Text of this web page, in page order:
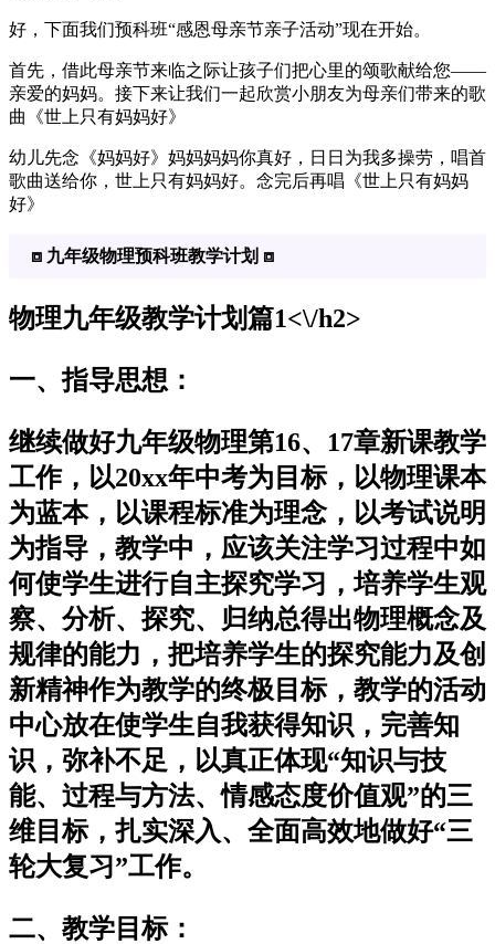
好，下面我们预科班“感恩母亲节亲子活动”现在开始。
首先，借此母亲节来临之际让孩子们把心里的颂歌献给您——
亲爱的妈妈。接下来让我们一起欣赏小朋友为母亲们带来的歌
曲《世上只有妈妈好》
幼儿先念《妈妈好》妈妈妈妈你真好，日日为我多操劳，唱首
歌曲送给你，世上只有妈妈好。念完后再唱《世上只有妈妈
好》
⧈ 九年级物理预科班教学计划 ⧈
物理九年级教学计划篇1<\/h2>
一、指导思想：
继续做好九年级物理第16、17章新课教学
工作，以20xx年中考为目标，以物理课本
为蓝本，以课程标准为理念，以考试说明
为指导，教学中，应该关注学习过程中如
何使学生进行自主探究学习，培养学生观
察、分析、探究、归纳总得出物理概念及
规律的能力，把培养学生的探究能力及创
新精神作为教学的终极目标，教学的活动
中心放在使学生自我获得知识，完善知
识，弥补不足，以真正体现“知识与技
能、过程与方法、情感态度价值观”的三
维目标，扎实深入、全面高效地做好“三
轮大复习”工作。
二、教学目标：